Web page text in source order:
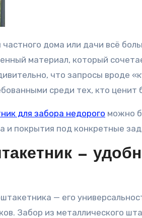
материал, который
что запросы вроде
среди тех, кто
для забора недорого можно
и покрытия под конкретные
—
— его
Забор из металлического